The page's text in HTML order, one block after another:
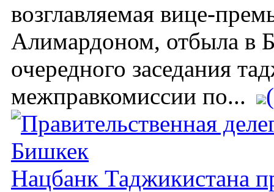
возглавляемая вице-
Алимардоном, отбыла в
очередного заседания
межправкомиссии по...
Нацбанк Таджикистана